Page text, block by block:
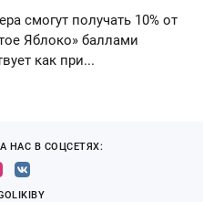
смогут получать 10% от
Яблоко» баллами
как при...
НАС В СОЦСЕТЯХ: